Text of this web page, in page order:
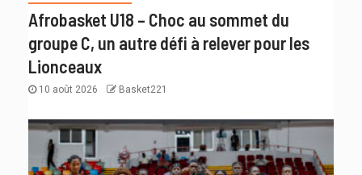
Afrobasket U18 – Choc au sommet du
groupe C, un autre défi à relever pour les
Lionceaux
10 août 2026 Basket221